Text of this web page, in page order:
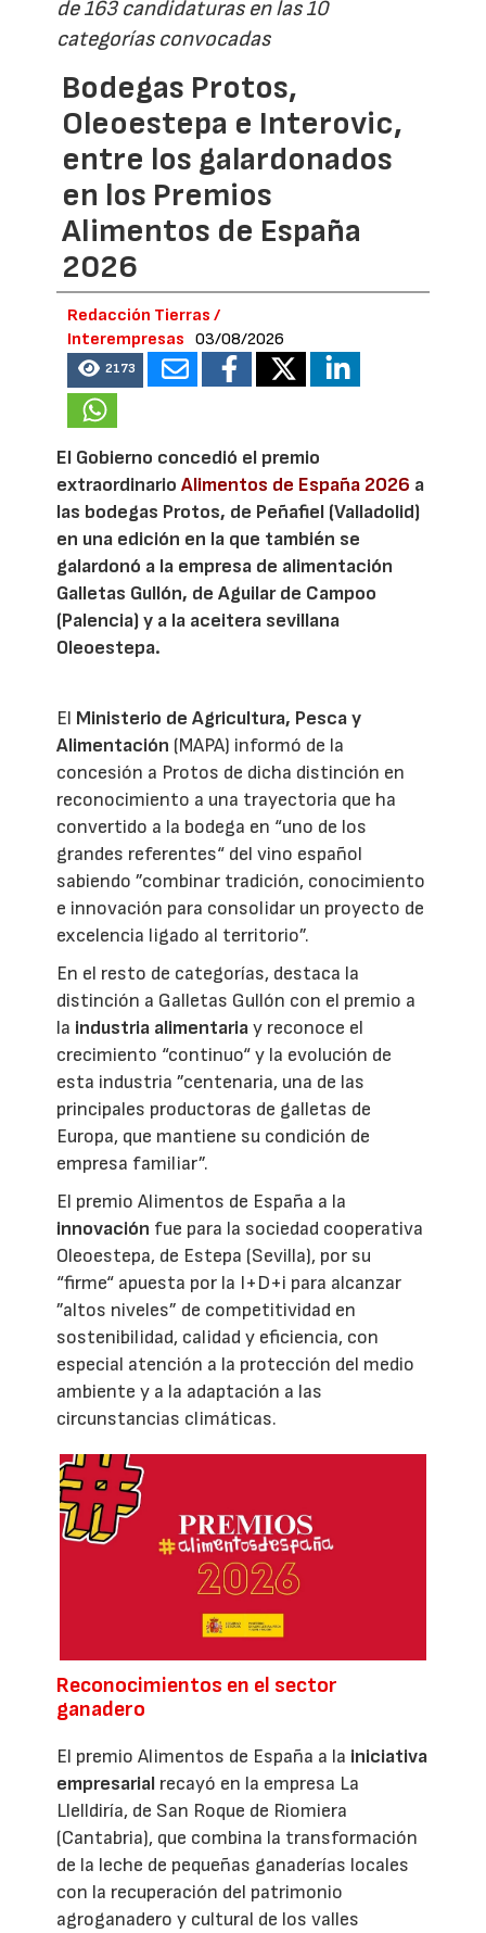
de 163 candidaturas en las 10
categorías convocadas
Bodegas Protos,
Oleoestepa e Interovic,
entre los galardonados
en los Premios
Alimentos de España
2026
Redacción Tierras /
Interempresas
03/08/2026
2173
El Gobierno concedió el premio
extraordinarioAlimentos de España 2026 a
las bodegas Protos, de Peñafiel (Valladolid)
en una edición en la que también se
galardonó a la empresa de alimentación
Galletas Gullón, de Aguilar de Campoo
(Palencia) y a la aceitera sevillana
Oleoestepa.
El Ministerio de Agricultura, Pesca y
Alimentación (MAPA) informó de la
concesión a Protos de dicha distinción en
reconocimiento a una trayectoria que ha
convertido a la bodega en “uno de los
grandes referentes“ del vino español
sabiendo ”combinar tradición, conocimiento
e innovación para consolidar un proyecto de
excelencia ligado al territorio”.
En el resto de categorías, destaca la
distinción a Galletas Gullón con el premio a
la industria alimentariay reconoce el
crecimiento “continuo“ y la evolución de
esta industria ”centenaria, una de las
principales productoras de galletas de
Europa, que mantiene su condición de
empresa familiar”.
El premio Alimentos de España a la
innovación fue para la sociedad cooperativa
Oleoestepa, de Estepa (Sevilla), por su
“firme“ apuesta por la I+D+i para alcanzar
”altos niveles” de competitividad en
sostenibilidad, calidad y eficiencia, con
especial atención a la protección del medio
ambiente y a la adaptación a las
circunstancias climáticas.
Reconocimientos en el sector
ganadero
El premio Alimentos de España a la iniciativa
empresarial recayó en la empresa La
Llelldiría, de San Roque de Riomiera
(Cantabria), que combina la transformación
de la leche de pequeñas ganaderías locales
con la recuperación del patrimonio
agroganadero y cultural de los valles